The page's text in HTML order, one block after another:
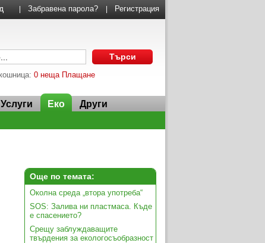
Забравена парола? Регистрация
0 неща Плащане
Услуги Еко Други
Още по темата:
Околна среда „втора употреба“
SOS: Залива ни пластмаса. Къде
е спасението?
Срещу заблуждаващите
твърдения за екологосъобразност